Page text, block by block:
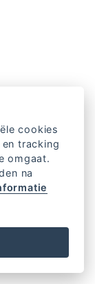
cookies
tracking
omgaat.
na